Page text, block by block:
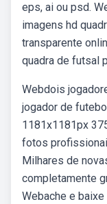
eps, ai ou psd.
imagens hd
transparente
quadra de futsal
Webdois
jogador de
1181x1181px
fotos
Milhares de
completamente
Webache e